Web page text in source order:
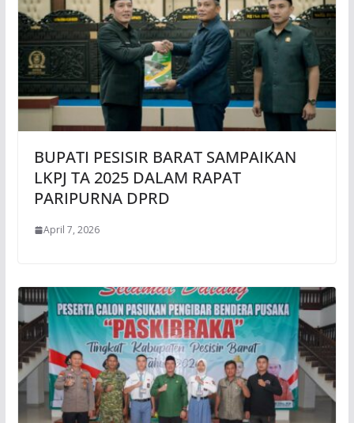
BUPATI PESISIR BARAT SAMPAIKAN
LKPJ TA 2025 DALAM RAPAT
PARIPURNA DPRD
April 7, 2026